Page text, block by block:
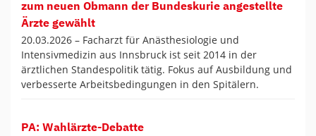
zum neuen Obmann der Bundeskurie angestellte
Ärzte gewählt
20.03.2026 – Facharzt für Anästhesiologie und
Intensivmedizin aus Innsbruck ist seit 2014 in der
ärztlichen Standespolitik tätig. Fokus auf Ausbildung und
verbesserte Arbeitsbedingungen in den Spitälern.
PA: Wahlärzte-Debatte